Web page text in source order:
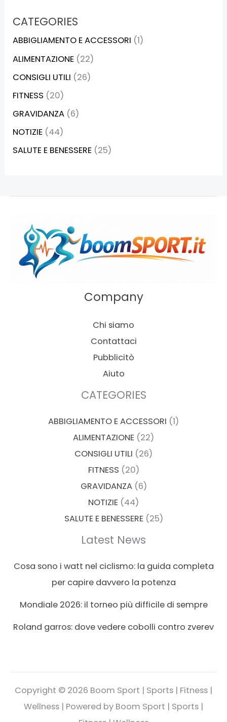
CATEGORIES
ABBIGLIAMENTO E ACCESSORI (1)
ALIMENTAZIONE (22)
CONSIGLI UTILI (26)
FITNESS (20)
GRAVIDANZA (6)
NOTIZIE (44)
SALUTE E BENESSERE (25)
Company
Chi siamo
Contattaci
Pubblicitò
Aiuto
CATEGORIES
ABBIGLIAMENTO E ACCESSORI (1)
ALIMENTAZIONE (22)
CONSIGLI UTILI (26)
FITNESS (20)
GRAVIDANZA(6)
NOTIZIE (44)
SALUTE E BENESSERE(25)
Latest News
Cosa sono i watt nel ciclismo: la guida completa
per capire davvero la potenza
Mondiale 2026: il torneo più difficile di sempre
Roland garros: dove vedere cobolli contro zverev
Copyright © 2026 Boom Sport | Sports | Fitness |
Wellness | Powered by Boom Sport | Sports |